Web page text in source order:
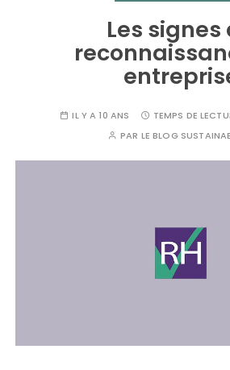
Les signes
IL Y A 10 ANS TEMPS DE
PAR LE BLOG